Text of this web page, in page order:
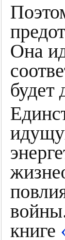
Она
будет
книге